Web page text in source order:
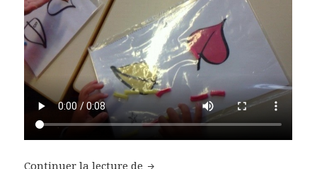
Continuer la lecture de Module : Avec des chouchous